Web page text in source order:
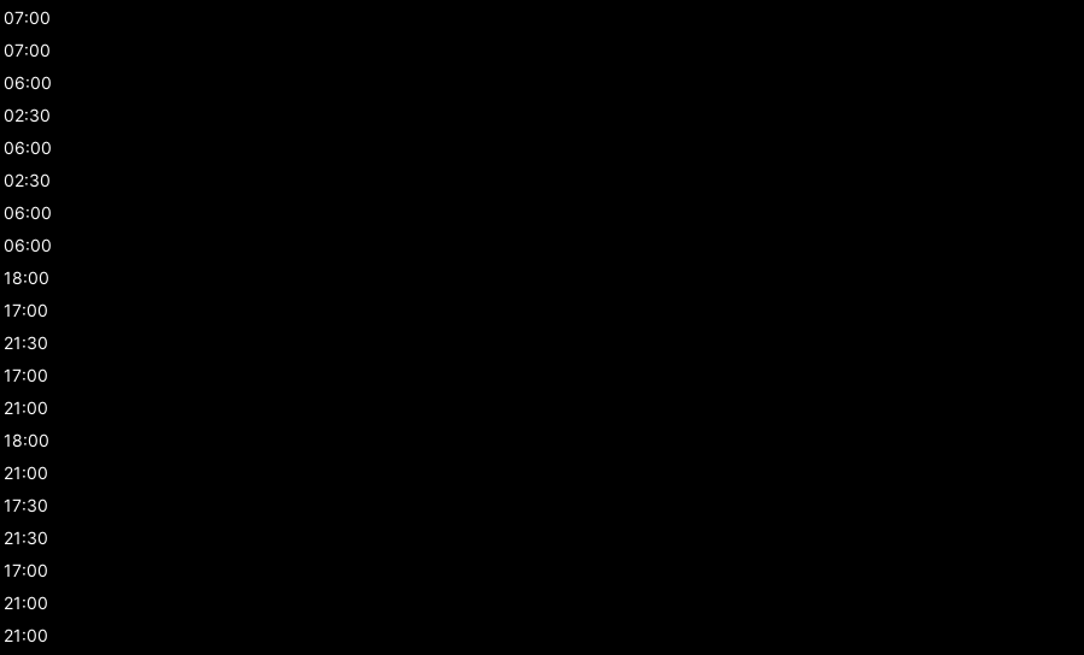
07:00
07:00
06:00
02:30
06:00
02:30
06:00
06:00
18:00
17:00
21:30
17:00
21:00
18:00
21:00
17:30
21:30
17:00
21:00
21:00